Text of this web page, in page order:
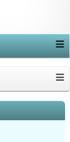
≡
≡